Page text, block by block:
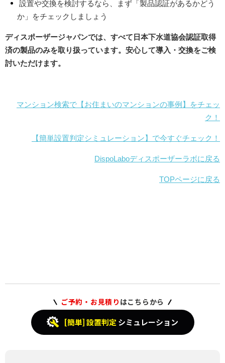
設置や交換を検討するなら、まず「製品認証があるかどう
か」をチェックしましょう
ディスポーザージャパンでは、すべて日本下水道協会認証取得
済の製品のみを取り扱っています。安心して導入・交換をご検
討いただけます。
マンション検索で【お住まいのマンションの事例】をチェッ
ク！
【簡単設置判定シミュレーション】で今すぐチェック！
DispoLaboディスポーザーラボに戻る
TOPページに戻る
ご予約・お見積り はこちらから
[簡単] 設置判定 シミュレーション